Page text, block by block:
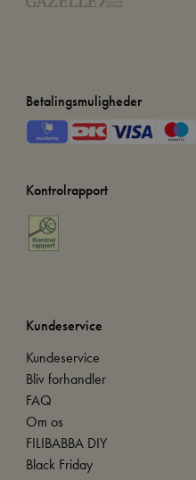
Betalingsmuligheder
Kontrolrapport
Kundeservice
Kundeservice
Bliv forhandler
FAQ
Om os
FILIBABBA DIY
Black Friday